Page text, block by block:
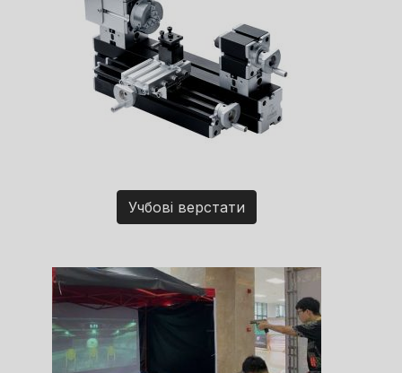
Учбові верстати